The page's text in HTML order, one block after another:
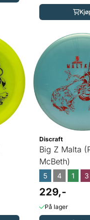
Discraft
Big Z Malta
McBeth)
5 4 1 3
229,-
På lager